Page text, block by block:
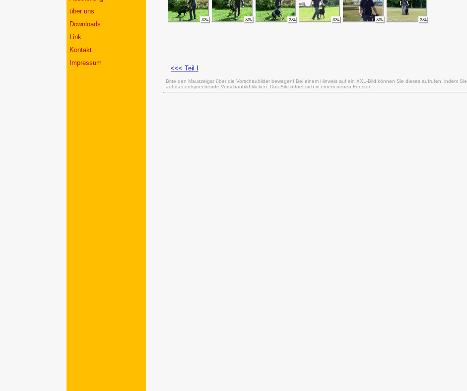
über uns
Downloads
Link
Kontakt
Impressum
XXL XXL XXL XXL XXL XXL
<<< Teil I
Bitte den Mauszeiger über die Vorschaubilder bewegen! Bei einem Hinweis auf ein XXL-Bild können Sie dieses aufrufen, indem Sie
auf das entsprechende Vorschaubild klicken. Das Bild öffnet sich in einem neuen Fenster.